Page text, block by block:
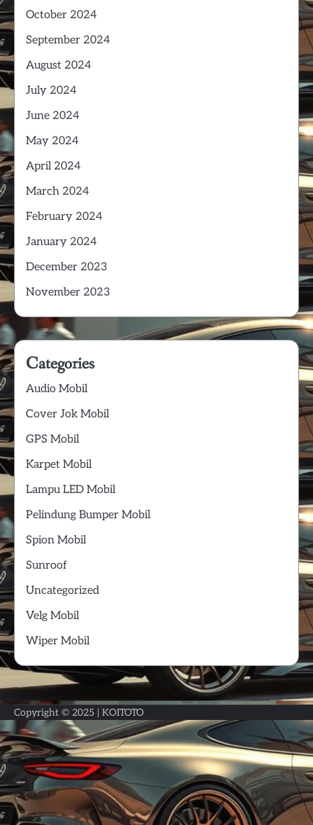
October 2024
September 2024
August 2024
July 2024
June 2024
May 2024
April 2024
March 2024
February 2024
January 2024
December 2023
November 2023
Categories
Audio Mobil
Cover Jok Mobil
GPS Mobil
Karpet Mobil
Lampu LED Mobil
Pelindung Bumper Mobil
Spion Mobil
Sunroof
Uncategorized
Velg Mobil
Wiper Mobil
Copyright © 2025 | KOITOTO